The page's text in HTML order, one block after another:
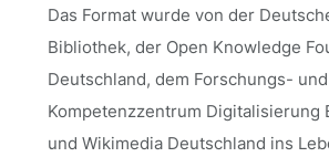
Das Format wurde von der
Bibliothek, der Open Knowledge
Deutschland, dem Forschungs- und
Kompetenzzentrum Digitalisierung
und Wikimedia Deutschland ins